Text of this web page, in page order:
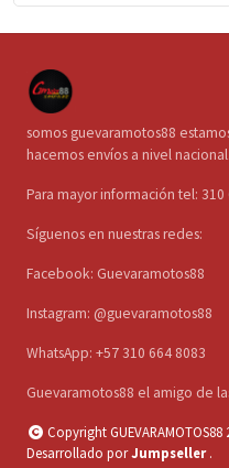
somos guevaramotos88
hacemos envíos a nivel
Para mayor información tel: 310
Síguenos en nuestras redes:
Facebook: Guevaramotos88
Instagram: @guevaramotos88
WhatsApp: +57 310 664 8083
Guevaramotos88 el amigo de
Copyright
Desarrollado porJumpseller .